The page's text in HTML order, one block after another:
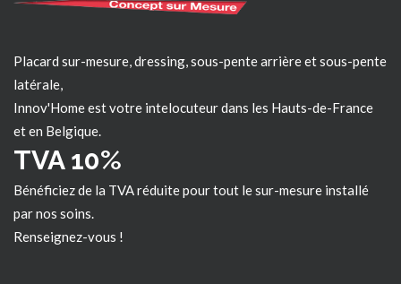
Placard sur-mesure, dressing, sous-pente arrière et sous-pente
latérale,
Innov'Home est votre intelocuteur dans les Hauts-de-France
et en Belgique.
TVA 10%
Bénéficiez de la TVA réduite pour tout le sur-mesure installé
par nos soins.
Renseignez-vous !